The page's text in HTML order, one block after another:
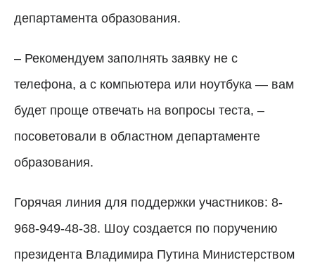
департамента образования.
– Рекомендуем заполнять заявку не с
телефона, а с компьютера или ноутбука — вам
будет проще отвечать на вопросы теста, –
посоветовали в областном департаменте
образования.
Горячая линия для поддержки участников: 8-
968-949-48-38. Шоу создается по поручению
президента Владимира Путина Министерством